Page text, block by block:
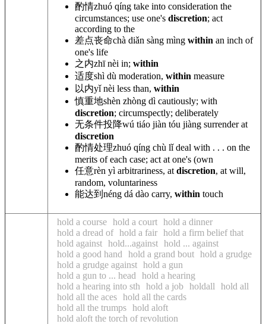
酌情zhuó qíng take into consideration the
circumstances; use one's discretion; act
according to the
差点丧命chà diǎn sàng mìng within an inch of
one's life
之内zhī nèi in; within
适度shì dù moderation, within measure
以内yǐ nèi less than, within
慎重地shèn zhòng dì cautiously; with
discretion; circumspectly; deliberately
无条件投降wú tiáo jiàn tóu jiàng surrender at
discretion
酌情处理zhuó qíng chù lǐ deal with . . . on the
merits of each case; act at one's (own
任意rèn yì arbitrariness, at discretion, at will,
random, voluntariness
能达到 néng dá dào carry, within touch
hold a course hold a court hold a dinner
hold a dread of hold a fair hold a firm belief that
hold against hold...against hold ... against
hold a good hand
hold a grand bout hold a grudge
hold a grudge against hold a gun
hold a gun to ... head
hold a hearing
hold a hearing into sth
hold a job holdall
hold all
hold all the aces hold all the cards
hold all the trumps hold aloft
hold aloft the torch of revolution